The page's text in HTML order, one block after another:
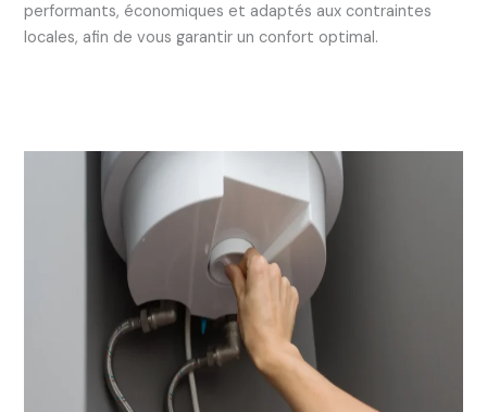
performants, économiques et adaptés aux contraintes
locales, afin de vous garantir un confort optimal.